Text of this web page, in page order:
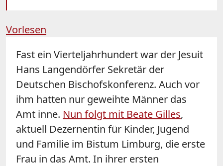
Vorlesen
Fast ein Vierteljahrhundert war der Jesuit
Hans Langendörfer Sekretär der
Deutschen Bischofskonferenz. Auch vor
ihm hatten nur geweihte Männer das
Amt inne. Nun folgt mit Beate Gilles,
aktuell Dezernentin für Kinder, Jugend
und Familie im Bistum Limburg, die erste
Frau in das Amt. In ihrer ersten